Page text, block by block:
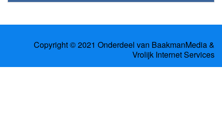
Copyright © 2021 Onderdeel van BaakmanMedia&
Vrolijk Internet Services